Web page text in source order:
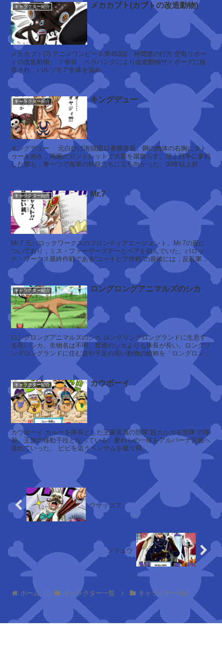
ズ
マ
フ
ラ
ン
ツ
ノ
ッ
コ
ウ
サ
ッ
コ
フ
テ
ィ
バ
ニ
リ
ン
ス
・
ベ
レ
ッ
イ
ン
ペ
ル
ダ
ン
囚
人
(
元
ポ
ー
ト
ガ
ス
・
D
・
エ
ー
ス
ベ
エ
バ
ギ
ー
ズ
ー
キャラクター紹介 メカカブト(カブトの改造動物)
メカカブト(?) アニメワンピース第453話「仲間達の行方 空島リポー
トの改造動物」 ？年前 ベガパンクにより改造動物サイボーグに改
造され，バルジモア全体を温め...
キャラクター紹介 キングデュー
キングデュー 元白ひげ海賊団11番隊隊長。鋼の肉体の右胸にタト
ゥーを抱き，両腕のガントレットで大群を蹴散らす。頂上戦争に参戦
した際も，拳一つで海軍の精鋭たちに立ち向かった。30年以上前か
キャラクター紹介 Mr.7
Mr.7 元バロックワークスのフロンティアエージェント。Mr.7の座に
ついており，ミス・ファーザーズデーとペアを組んでいた。バロッ
ク・ワークス最終作戦である”ユートピア作戦”の最後には，反乱軍と
国王軍...
キャラクター紹介 ロングロングアニマルズのシカ
ロングロングアニマルズのシカ ロングリングロングランドに生息す
る長いシカ。生物名は不明。普通のシカよりも体長が長い。ロングリ
ングロングランドに住む首や手足の長い動物の総称を「ロングロング
アニマルズ」という。のびのびと...
キャラクター紹介 カウボーイ
カウボーイ カルーを隊長とした王家直属の部隊”超カルガモ部隊”の隊
員。王族の移動手段となっている。麦わらの一味をアルバーナ宮殿へ
連れていった。 ビビを追うベンサムを蹴り飛...
ウサッコフ
シリュウ
ホーム キャラクター一覧 キャラクター紹介